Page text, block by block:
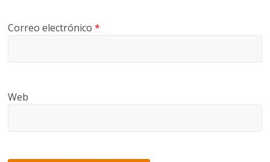
Correo electrónico*
Web